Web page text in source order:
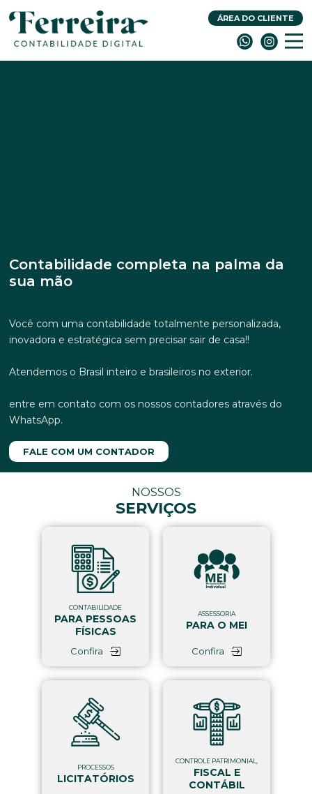
ÁREA DO CLIENTE
Contabilidade completa na palma da
sua mão
Você com uma contabilidade totalmente personalizada,
inovadora e estratégica sem precisar sair de casa!!
Atendemos o Brasil inteiro e brasileiros no exterior.
entre em contato com os nossos contadores através do
WhatsApp.
FALE COM UM CONTADOR
NOSSOS
SERVIÇOS
CONTABILIDADE
PARA PESSOAS
FÍSICAS
Confira
ASSESSORIA
PARA O MEI
Confira
PROCESSOS
LICITATÓRIOS
CONTROLE PATRIMONIAL,
FISCAL E
CONTÁBIL